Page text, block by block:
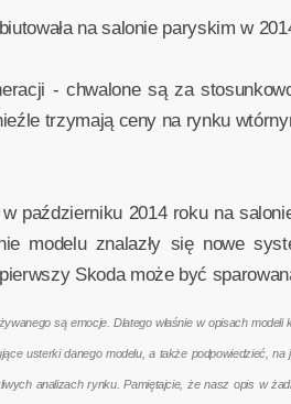
na salonie paryskim w
- chwalone są za
trzymają ceny na rynku
w październiku 2014 roku na
modelu znalazły się nowe
Skoda może być
są emocje. Dlatego właśnie w opisach
usterki danego modelu, a także podpowiedzieć,
analizach rynku. Pamiętajcie, że nasz opis w